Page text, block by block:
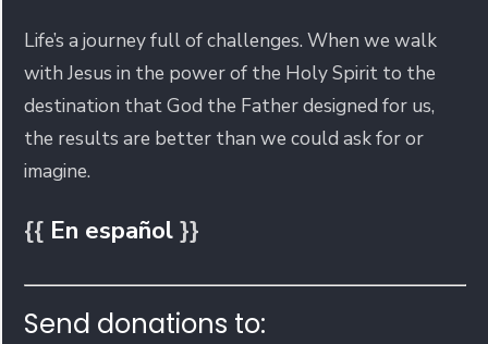
Life’s a journey full of challenges. When we walk
with Jesus in the power of the Holy Spirit to the
destination that God the Father designed for us,
the results are better than we could ask for or
imagine.
{{ En español}}
Send donations to: